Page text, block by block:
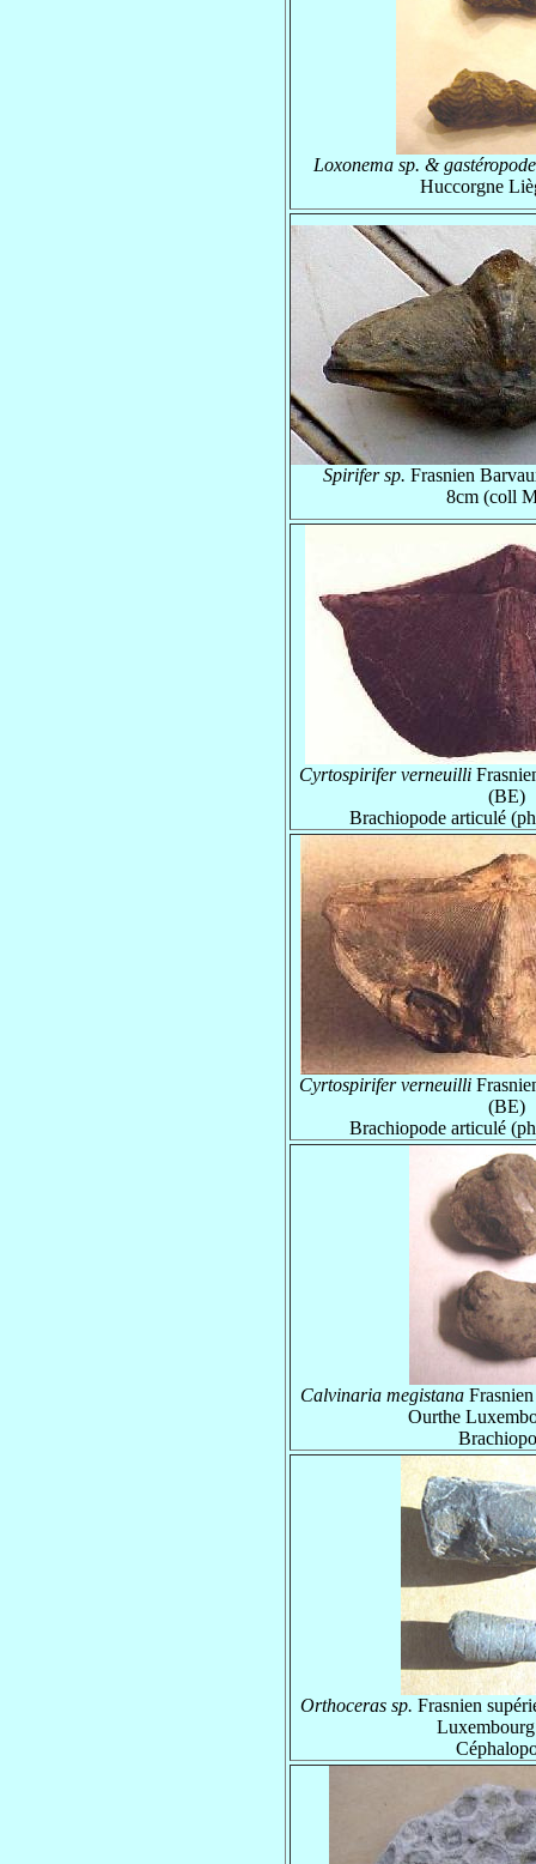
Loxonema sp. &
Huccorgne
Spirifer sp. Frasnien
8cm (coll
Cyrtospirifer verneuilli
(BE)
Brachiopode articulé
Cyrtospirifer verneuilli
(BE)
Brachiopode articulé
Calvinaria megistana
Ourthe
Orthoceras sp. Frasnien